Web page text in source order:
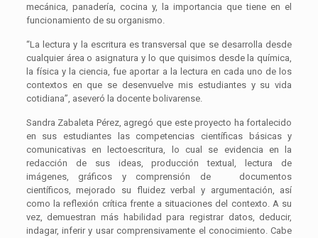
mecánica, panadería, cocina y, la importancia que tiene en el
funcionamiento de su organismo.
“La lectura y la escritura es transversal que se desarrolla desde
cualquier área o asignatura y lo que quisimos desde la química,
la física y la ciencia, fue aportar a la lectura en cada uno de los
contextos en que se desenvuelve mis estudiantes y su vida
cotidiana”, aseveró la docente bolivarense.
Sandra Zabaleta Pérez, agregó que este proyecto ha fortalecido
en sus estudiantes las competencias científicas básicas y
comunicativas en lectoescritura, lo cual se evidencia en la
redacción de sus ideas, producción textual, lectura de
imágenes, gráficos y comprensión de documentos
científicos, mejorado su fluidez verbal y argumentación, así
como la reflexión crítica frente a situaciones del contexto. A su
vez, demuestran más habilidad para registrar datos, deducir,
indagar, inferir y usar comprensivamente el conocimiento. Cabe